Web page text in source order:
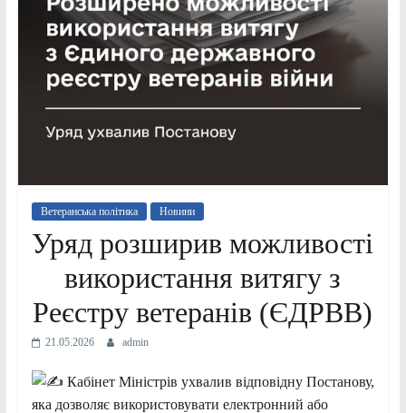
Ветеранська політика Новини
Уряд розширив можливості
використання витягу з
Реєстру ветеранів (ЄДРВВ)
21.05.2026 admin
Кабінет Міністрів ухвалив відповідну Постанову,
яка дозволяє використовувати електронний або